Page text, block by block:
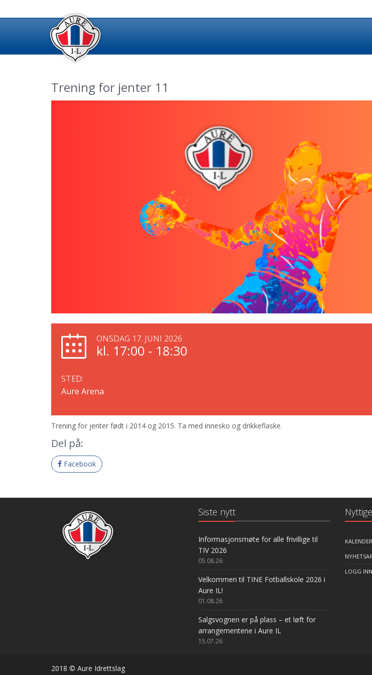
Trening for jenter 11
ONSDAG 17. JUNI 2026
kl. 17:00 - 18:30
STED:
Aure Arena
Trening for jenter født i 2014 og 2015. Ta med innesko og drikkeflaske.
Del på:
Facebook
Siste nytt
Informasjonsmøte for alle frivillige til
TIV 2026
05.08.26
Velkommen til TINE Fotballskole 2026 i
Aure IL!
01.08.26
Salgsvognen er på plass – et løft for
arrangementene i Aure IL
15.07.26
LOGG INN
2018 © Aure Idrettslag